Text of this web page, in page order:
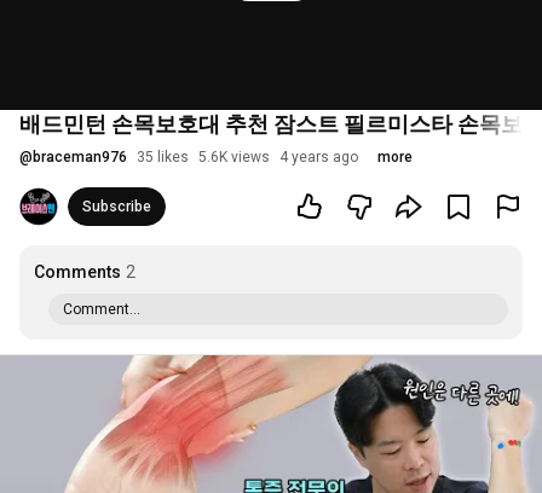
배드민턴 손목보호대 추천 잠스트 필르미스타 손목보
@ braceman976 35 likes 5.6K views 4 years ago more
Subscribe
Comments 2
Comment...